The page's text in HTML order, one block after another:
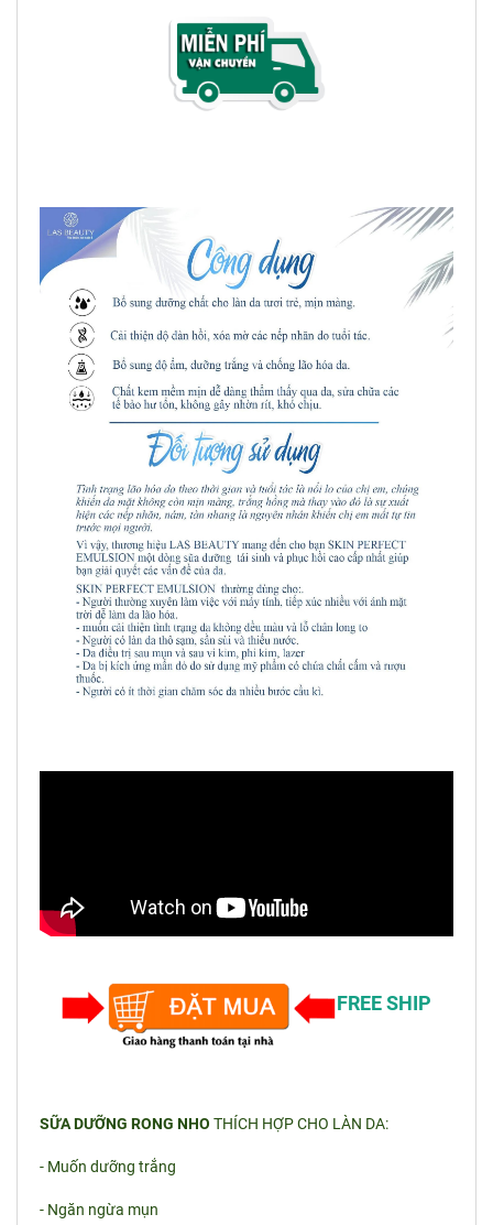
FREE SHIP
SỮA DƯỠNG RONG NHO THÍCH HỢP CHO LÀN DA:
- Muốn dưỡng trắng
- Ngăn ngừa mụn